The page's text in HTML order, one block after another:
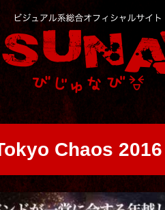
Chaos 2016